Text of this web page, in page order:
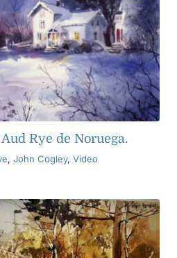
Rye de Noruega.
, John Cogley, Video